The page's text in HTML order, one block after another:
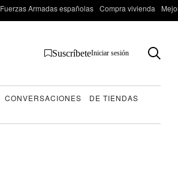
Fuerzas Armadas españolas Compra vivienda
SuscríbeteIniciar sesión
CONVERSACIONES
DE TIENDAS